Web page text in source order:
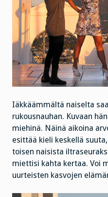
Iäkkäämmältä naiselta
rukousnauhan. Kuvaan
miehinä. Näinä aikoina
esittää kieli keskellä
toisen naisista
miettisi kahta kertaa. Voi
uurteisten kasvojen